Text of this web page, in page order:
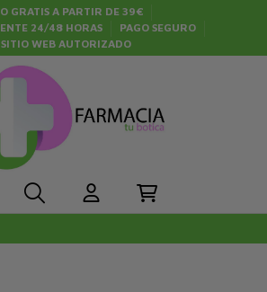
GRATIS A PARTIR DE 39€
24/48 HORAS
PAGO SEGURO
SITIO WEB AUTORIZADO